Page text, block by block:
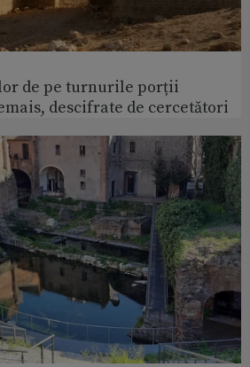
de pe turnurile porții
descifrate de cercetători